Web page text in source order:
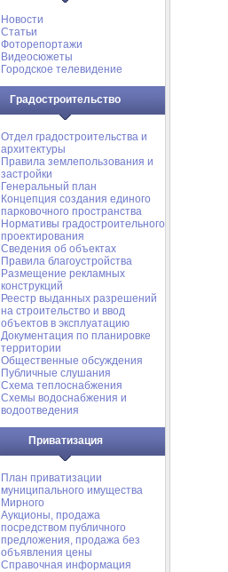
Новости
Статьи
Фоторепортажи
Видеосюжеты
Городское телевидение
Градостроительство
Отдел градостроительства и
архитектуры
Правила землепользования и
застройки
Генеральный план
Концепция создания единого
парковочного пространства
Нормативы градостроительного
проектирования
Сведения об объектах
Правила благоустройства
Размещение рекламных
конструкций
Реестр выданных разрешений
на строительство и ввод
объектов в эксплуатацию
Документация по планировке
территории
Общественные обсуждения
Публичные слушания
Схема теплоснабжения
Схемы водоснабжения и
водоотведения
Приватизация
План приватизации
муниципального имущества
Мирного
Аукционы, продажа
посредством публичного
предложения, продажа без
объявления цены
Справочная информация